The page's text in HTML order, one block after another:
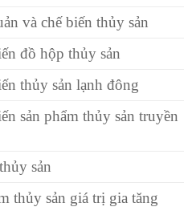
và chế biến thủy sản
đồ hộp thủy sản
thủy sản lạnh đông
sản phẩm thủy sản truyền
sản
thủy sản giá trị gia tăng